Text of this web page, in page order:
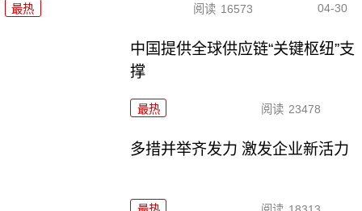
最热 阅读 16573 04-30
中国提供全球供应链“关键枢纽”支
撑
最热 阅读 23478
多措并举齐发力 激发企业新活力